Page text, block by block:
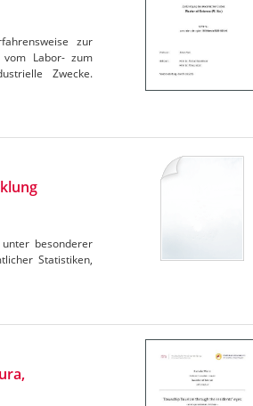
zur
vom Labor- zum
Zwecke.
besonderer
Statistiken,